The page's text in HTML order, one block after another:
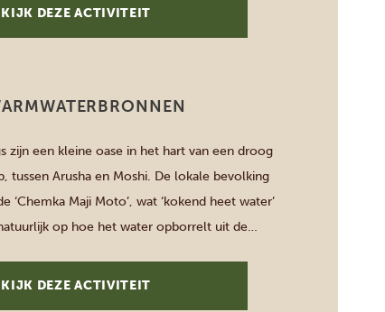
DEZE ACTIVITEIT
zijn een kleine oase in het hart van een droog
tussen Arusha en Moshi. De lokale bevolking
‘Chemka Maji Moto’, wat ‘kokend heet water’
op hoe het water opborrelt uit de
DEZE ACTIVITEIT